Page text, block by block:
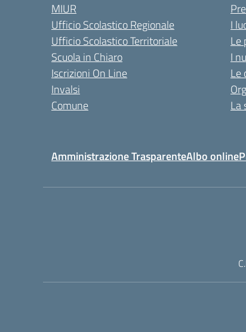
MIUR
Ufficio Scolastico Regionale
Ufficio Scolastico Territoriale
Scuola in Chiaro
Iscrizioni On Line
Invalsi
Comune
I
Le
I
Le
La
Amministrazione TrasparenteAlbo online